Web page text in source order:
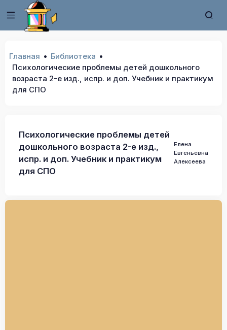
Главная
Библиотека
Психологические проблемы детей дошкольного
возраста 2-е изд., испр. и доп. Учебник и практикум
для СПО
Психологические проблемы детей
дошкольного возраста 2-е изд.,
испр. и доп. Учебник и практикум
для СПО
Елена
Евгеньевна
Алексеева